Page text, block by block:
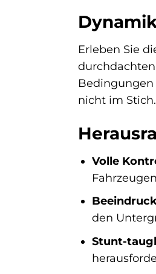
Erleben Sie
durchdachten
Bedingungen
nicht im Stich.
Volle
den
Stunt-